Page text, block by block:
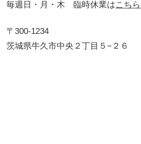
毎週日・月・木 臨時休業はこちら
〒300-1234
茨城県牛久市中央２丁目５−２６